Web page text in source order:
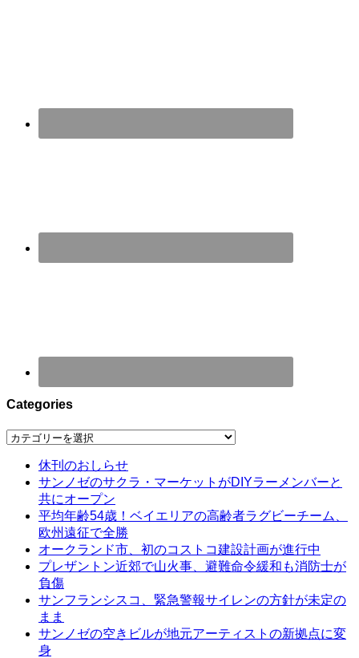
Categories
Categories
休刊のおしらせ
サンノゼのサクラ・マーケットがDIYラーメンバーと
共にオープン
平均年齢54歳！ベイエリアの高齢者ラグビーチーム、
欧州遠征で全勝
オークランド市、初のコストコ建設計画が進行中
プレザントン近郊で山火事、避難命令緩和も消防士が
負傷
サンフランシスコ、緊急警報サイレンの方針が未定の
まま
サンノゼの空きビルが地元アーティストの新拠点に変
身